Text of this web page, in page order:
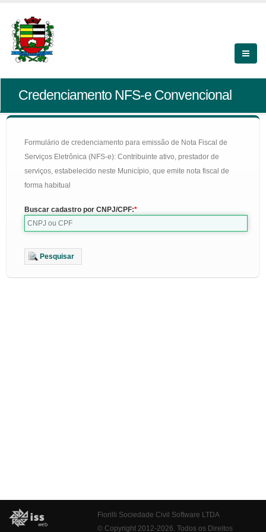
Credenciamento NFS-e Convencional
Formulário de credenciamento para emissão de Nota Fiscal de
Serviços Eletrônica (NFS-e): Contribuinte ativo, prestador de
serviços, estabelecido neste Município, que emite nota fiscal de
forma habitual
Buscar cadastro por CNPJ/CPF:
Pesquisar
Fiorilli Sociedade Civil Software LTDA
© Copyright 2012-2026. Todos os Direitos